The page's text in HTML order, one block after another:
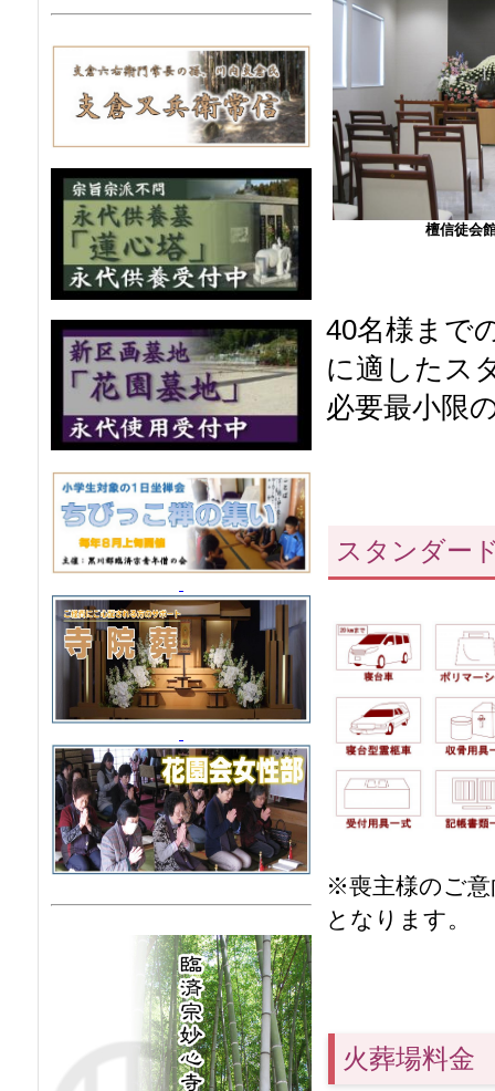
檀信徒会
40名様まで
に適したス
必要最小限
スタンダー
※喪主様のご意
となります。
火葬場料金